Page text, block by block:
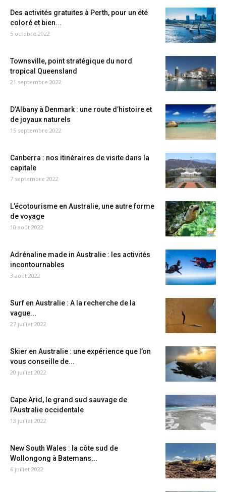
Des activités gratuites à Perth, pour un été
coloré et bien...
5 octobre 2022
Townsville, point stratégique du nord
tropical Queensland
21 septembre 2022
D’Albany à Denmark : une route d’histoire et
de joyaux naturels
15 septembre 2022
Canberra : nos itinéraires de visite dans la
capitale
7 septembre 2022
L’écotourisme en Australie, une autre forme
de voyage
10 août 2022
Adrénaline made in Australie : les activités
incontournables
3 août 2022
Surf en Australie : A la recherche de la
vague...
27 juillet 2022
Skier en Australie : une expérience que l’on
vous conseille de...
20 juillet 2022
Cape Arid, le grand sud sauvage de
l’Australie occidentale
13 juillet 2022
New South Wales : la côte sud de
Wollongong à Batemans...
6 juillet 2022